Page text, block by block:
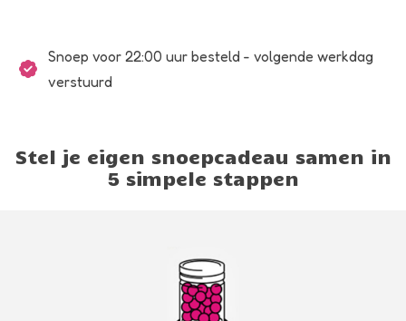
Snoep voor 22:00 uur besteld - volgende werkdag
verstuurd
Stel je eigen snoepcadeau samen in
5 simpele stappen